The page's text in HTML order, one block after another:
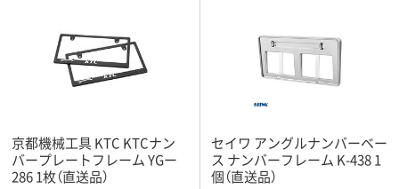
京都機械工具 KTC KTCナン
バープレートフレーム YGー
286 1枚（直送品）
セイワ アングルナンバーベー
ス ナンバーフレーム K-438 1
個（直送品）